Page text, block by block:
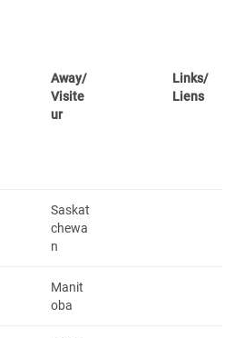
Away/
Visite
ur
Links/
Liens
Saskat
chewa
n
Manit
oba